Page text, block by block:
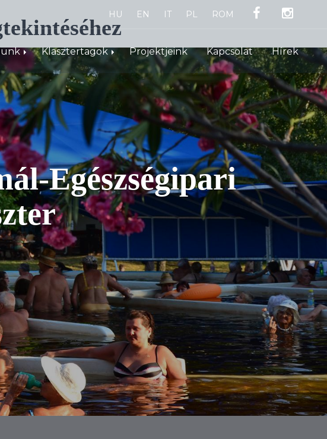
HU EN IT PL ROM
Klasztertagok Projektjeink Kapcsolat Hírek
Egészségipari